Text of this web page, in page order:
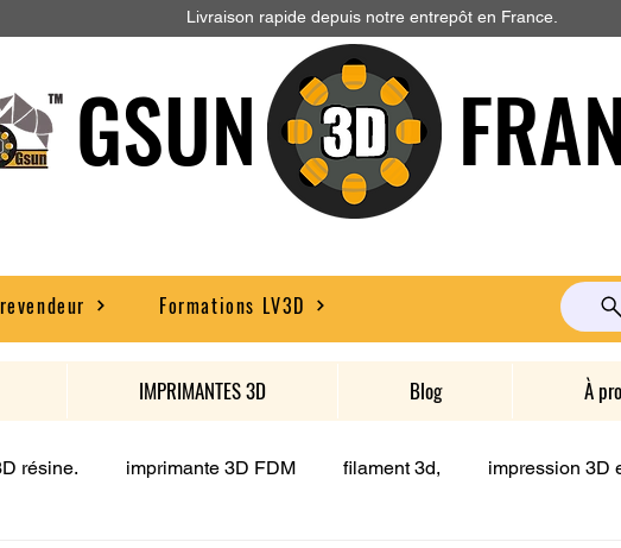
Livraison rapide depuis notre entrepôt en France.
GSUN
Formations LV3D
IMPRIMANTES 3D Blog À
résine. imprimante 3D FDM filament 3d, impression 3D